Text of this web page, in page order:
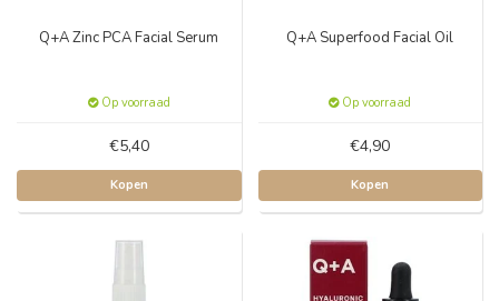
Q+A Zinc PCA Facial Serum
Op voorraad
€5,40
Kopen
Q+A Superfood Facial Oil
Op voorraad
€4,90
Kopen